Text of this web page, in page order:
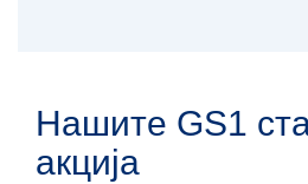
Нашите GS1
акција